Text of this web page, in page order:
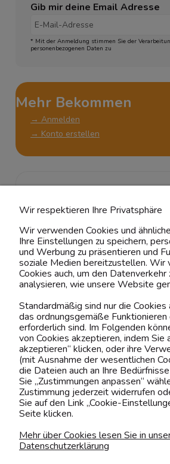
Gib mir deine Email Adresse
* Mit der Anmeldung stimmen Sie der
personenbezogenen Daten zu
Mehr Bekommen
→ Anmelden
→ Konto erstellen
Kontaktiere uns!
0151 12200811
shop@yourhouse24.eu
Mo. - Fr. 07:00-15:00
4.6
MEIN ACCOUNT
BELIEBTE KATEGORIEN
Wir respektieren Ihre Privatsphäre
Wir verwenden Cookies und
Ihre Einstellungen zu speichern,
und Werbung zu präsentieren und
soziale Medien bereitzustellen. Wir
Cookies auch, um den Datenverkehr
analysieren, wie unsere Website
Standardmäßig sind nur die
das ordnungsgemäße
erforderlich sind. Im Folgenden
von Cookies akzeptieren, indem Sie
akzeptieren“ klicken, oder ihre
(mit Ausnahme der wesentlichen
die Dateien auch an Ihre
Sie „Zustimmungen anpassen“
Zustimmung jederzeit widerrufen
Sie auf den Link „Cookie-
Seite klicken.
Mehr über Cookies lesen Sie in
Datenschutzerklärung